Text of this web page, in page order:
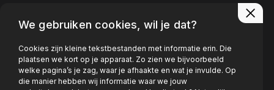
afspraak
We gebruiken cookies, wil je dat?
Cookies zijn kleine tekstbestanden met informatie erin. Die
plaatsen we kort op je apparaat. Zo zien we bijvoorbeeld
welke pagina’s je zag, waar je afhaakte en wat je invulde. Op
die manier hebben wij informatie waar we jouw